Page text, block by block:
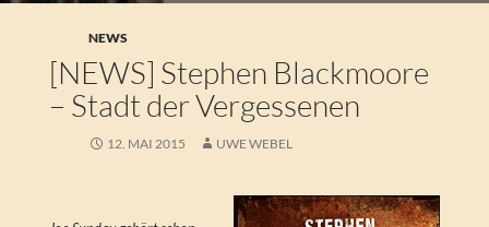
NEWS
[NEWS] Stephen Blackmoore
– Stadt der Vergessenen
12. MAI 2015 UWE WEBEL